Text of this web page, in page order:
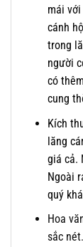
mái
cánh
trong
người
có
cung
Kích
lăng
giá cả.
Ngoài
quý
Hoa
sắc